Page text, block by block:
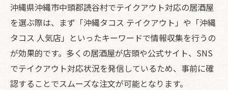
沖縄県沖縄市中頭郡読谷村でテイクアウト対応の居酒屋
を選ぶ際は、まず「沖縄タコス テイクアウト」や「沖縄
タコス 人気店」といったキーワードで情報収集を行うの
が効果的です。多くの居酒屋が店頭や公式サイト、SNS
でテイクアウト対応状況を発信しているため、事前に確
認することでスムーズな注文が可能となります。